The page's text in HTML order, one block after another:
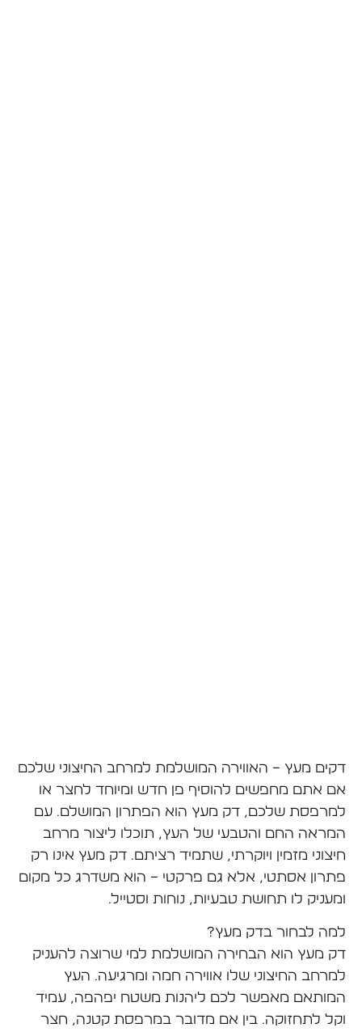
דקים מעץ – האווירה המושלמת למרחב החיצוני שלכם
אם אתם מחפשים להוסיף פן חדש ומיוחד לחצר או
למרפסת שלכם, דק מעץ הוא הפתרון המושלם. עם
המראה החם והטבעי של העץ, תוכלו ליצור מרחב
חיצוני מזמין ויוקרתי, שתמיד רציתם. דק מעץ אינו רק
פתרון אסתטי, אלא גם פרקטי – הוא משדרג כל מקום
ומעניק לו תחושת טבעיות, נוחות וסטייל.
למה לבחור בדק מעץ?
דק מעץ הוא הבחירה המושלמת למי שרוצה להעניק
למרחב החיצוני שלו אווירה חמה ומרגיעה. העץ
המותאם מאפשר לכם ליהנות משטח יפהפה, עמיד
וקל לתחזוקה. בין אם מדובר במרפסת קטנה, חצר